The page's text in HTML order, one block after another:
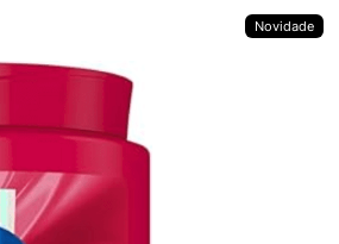
Novidade